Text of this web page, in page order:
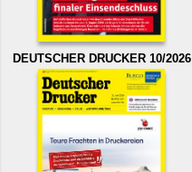
DEUTSCHER DRUCKER 10/2026